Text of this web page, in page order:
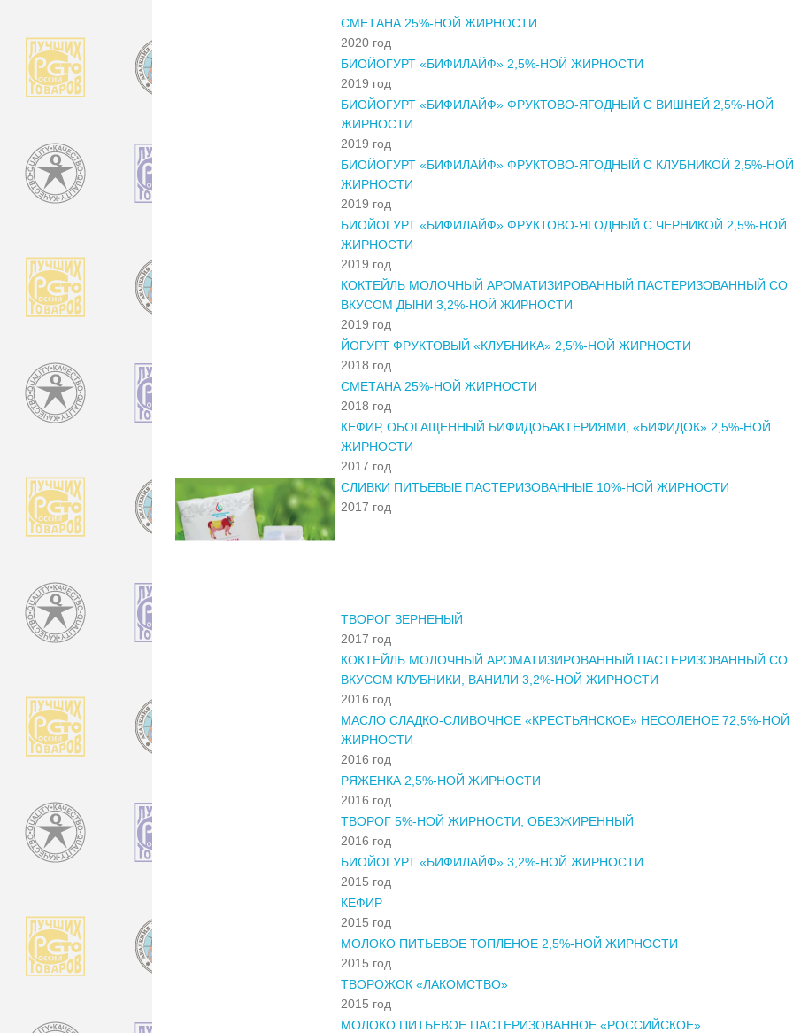
СМЕТАНА 25%-НОЙ ЖИРНОСТИ
2020 год
БИОЙОГУРТ «БИФИЛАЙФ» 2,5%-НОЙ ЖИРНОСТИ
2019 год
БИОЙОГУРТ «БИФИЛАЙФ» ФРУКТОВО-ЯГОДНЫЙ С ВИШНЕЙ 2,5%-НОЙ
ЖИРНОСТИ
2019 год
БИОЙОГУРТ «БИФИЛАЙФ» ФРУКТОВО-ЯГОДНЫЙ С КЛУБНИКОЙ 2,5%-НОЙ
ЖИРНОСТИ
2019 год
БИОЙОГУРТ «БИФИЛАЙФ» ФРУКТОВО-ЯГОДНЫЙ С ЧЕРНИКОЙ 2,5%-НОЙ
ЖИРНОСТИ
2019 год
КОКТЕЙЛЬ МОЛОЧНЫЙ АРОМАТИЗИРОВАННЫЙ ПАСТЕРИЗОВАННЫЙ СО
ВКУСОМ ДЫНИ 3,2%-НОЙ ЖИРНОСТИ
2019 год
ЙОГУРТ ФРУКТОВЫЙ «КЛУБНИКА» 2,5%-НОЙ ЖИРНОСТИ
2018 год
СМЕТАНА 25%-НОЙ ЖИРНОСТИ
2018 год
КЕФИР, ОБОГАЩЕННЫЙ БИФИДОБАКТЕРИЯМИ, «БИФИДОК» 2,5%-НОЙ
ЖИРНОСТИ
2017 год
СЛИВКИ ПИТЬЕВЫЕ ПАСТЕРИЗОВАННЫЕ 10%-НОЙ ЖИРНОСТИ
2017 год
ТВОРОГ ЗЕРНЕНЫЙ
2017 год
КОКТЕЙЛЬ МОЛОЧНЫЙ АРОМАТИЗИРОВАННЫЙ ПАСТЕРИЗОВАННЫЙ СО
ВКУСОМ КЛУБНИКИ, ВАНИЛИ 3,2%-НОЙ ЖИРНОСТИ
2016 год
МАСЛО СЛАДКО-СЛИВОЧНОЕ «КРЕСТЬЯНСКОЕ» НЕСОЛЕНОЕ 72,5%-НОЙ
ЖИРНОСТИ
2016 год
РЯЖЕНКА 2,5%-НОЙ ЖИРНОСТИ
2016 год
ТВОРОГ 5%-НОЙ ЖИРНОСТИ, ОБЕЗЖИРЕННЫЙ
2016 год
БИОЙОГУРТ «БИФИЛАЙФ» 3,2%-НОЙ ЖИРНОСТИ
2015 год
КЕФИР
2015 год
МОЛОКО ПИТЬЕВОЕ ТОПЛЕНОЕ 2,5%-НОЙ ЖИРНОСТИ
2015 год
ТВОРОЖОК «ЛАКОМСТВО»
2015 год
МОЛОКО ПИТЬЕВОЕ ПАСТЕРИЗОВАННОЕ «РОССИЙСКОЕ»